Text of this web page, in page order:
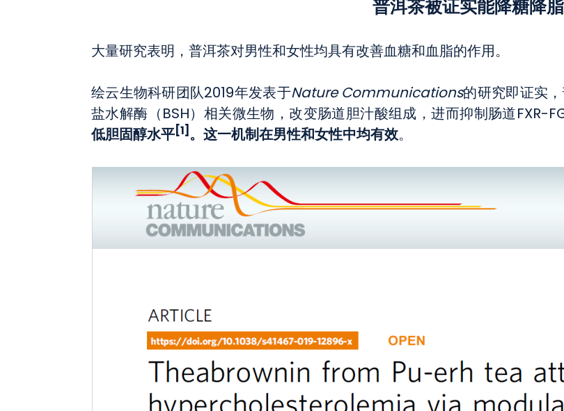
普洱茶被证实能降糖降脂
大量研究表明，普洱茶对男性和女性均具有改善血糖和血脂的作用。
绘云生物科研团队2019年发表于Nature Communications的研究即证实
盐水解酶（BSH）相关微生物，改变肠道胆汁酸组成，进而抑制肠道FXR-
低胆固醇水平[1] 。这一机制在男性和女性中均有效。